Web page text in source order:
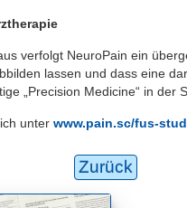
verfolgt NeuroPain ein
lassen und dass eine
„Precision Medicine“ in der
unter www.pain.sc/fus-
Zurück